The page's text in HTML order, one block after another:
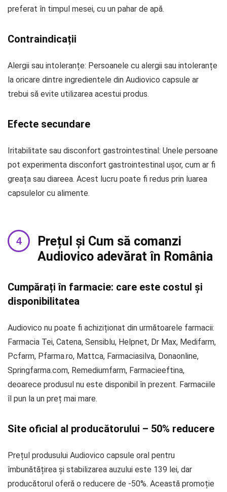
preferat în timpul mesei, cu un pahar de apă.
Contraindicații
Alergii sau intoleranțe: Persoanele cu alergii sau intoleranțe
la oricare dintre ingredientele din Audiovico capsule ar
trebui să evite utilizarea acestui produs.
Efecte secundare
Iritabilitate sau disconfort gastrointestinal: Unele persoane
pot experimenta disconfort gastrointestinal ușor, cum ar fi
greața sau diareea. Acest lucru poate fi redus prin luarea
capsulelor cu alimente.
Prețul și Cum să comanzi
Audiovico adevărat în România
Cumpărați în farmacie: care este costul și
disponibilitatea
Audiovico nu poate fi achiziționat din următoarele farmacii:
Farmacia Tei, Catena, Sensiblu, Helpnet, Dr Max, Medifarm,
Pcfarm, Pfarma.ro, Mattca, Farmaciasilva, Donaonline,
Springfarma.com, Remediumfarm, Farmacieeftina,
deoarece produsul nu este disponibil în prezent. Farmaciile
îl pun la un preț mai mare.
Site oficial al producătorului – 50% reducere
Prețul produsului Audiovico capsule oral pentru
îmbunătățirea și stabilizarea auzului este 139 lei, dar
producătorul oferă o reducere de -50%. Această promoție